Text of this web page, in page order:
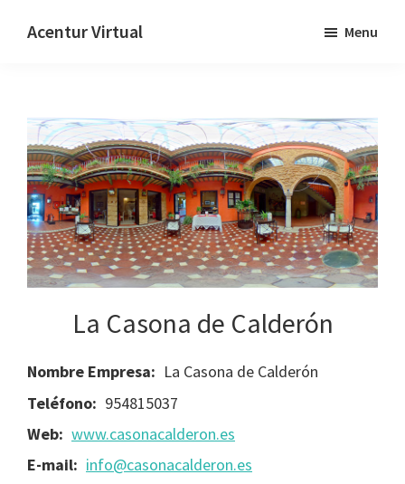
Acentur Virtual Menu
La Casona de Calderón
Nombre Empresa: La Casona de Calderón
Teléfono: 954815037
Web: www.casonacalderon.es
E-mail: info@casonacalderon.es